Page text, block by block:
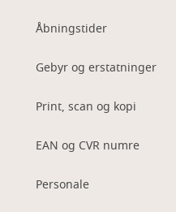
Åbningstider
Gebyr og erstatninger
Print, scan og kopi
EAN og CVR numre
Personale